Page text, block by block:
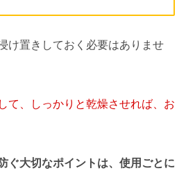
け置きしておく必要はありませ
て、しっかりと乾燥させれば、お
ぐ大切なポイントは、使用ごとに